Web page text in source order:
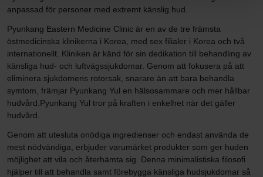
anpassad för personer med extremt känslig hud.
Pyunkang Eastern Medicine Clinic är en av de tre främsta
östmedicinska klinikerna i Korea, med sex filialer i Korea och två
internationellt. Kliniken är känd för sin dedikation till behandling av
känsliga hud- och luftvägssjukdomar. Genom att fokusera på att
eliminera sjukdomens rotorsak, snarare än att bara behandla
symtom, främjar Pyunkang Yul en hälsosammare och mer hållbar
hudvård.Pyunkang Yul tror på kraften i enkelhet när det gäller
hudvård.
Genom att utesluta onödiga ingredienser och endast använda de
mest nödvändiga, erbjuder varumärket produkter som ger huden
möjlighet att vila och återhämta sig. Denna minimalistiska filosofi
hjälper till att behandla samt förebygga känsliga hudsjukdomar så